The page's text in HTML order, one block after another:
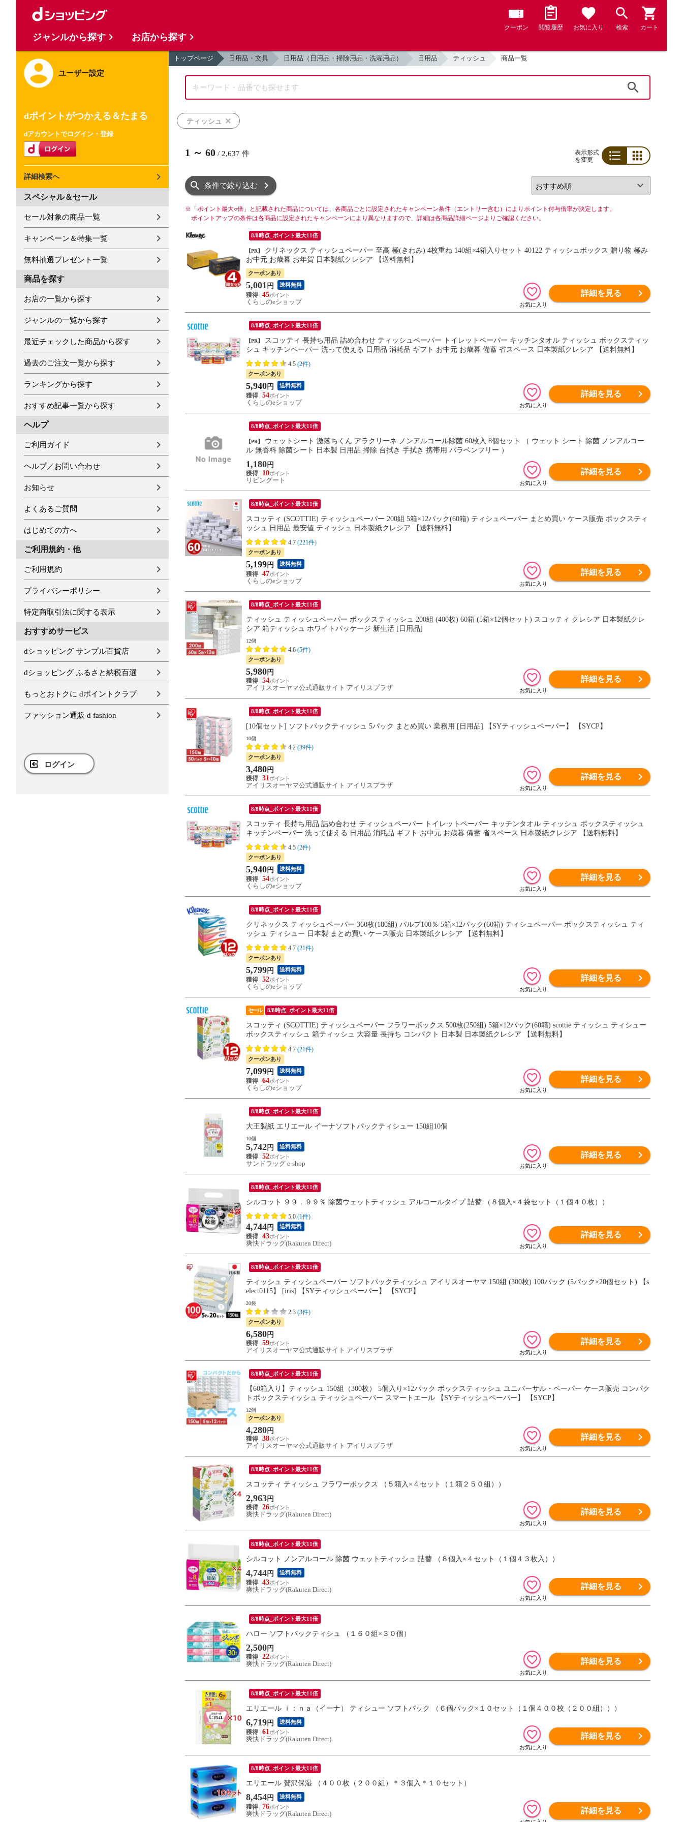
クーポン 閲覧履歴 お気に入り 検索 カート
ユーザー設定
dポイントがつかえる＆たまる
dアカウントでログイン・登録
詳細検索へ
スペシャル＆セール
セール対象の商品一覧
キャンペーン＆特集一覧
無料抽選プレゼント一覧
商品を探す
お店の一覧から探す
ジャンルの一覧から探す
最近チェックした商品から探す
過去のご注文一覧から探す
ランキングから探す
おすすめ記事一覧から探す
ヘルプ
ご利用ガイド
ヘルプ／お問い合わせ
お知らせ
よくあるご質問
はじめての方へ
ご利用規約・他
ご利用規約
プライバシーポリシー
特定商取引法に関する表示
おすすめサービス
dショッピング サンプル百貨店
dショッピング ふるさと納税百選
もっとおトクに dポイントクラブ
ファッション通販 d fashion
ログイン
トップページ 日用品・文具 日用品（日用品・掃除用品・洗濯用品） 日用品 ティッシュ 商品一覧
ティッシュ
1 ～ 60 / 2,637 件
表示形式
を変更
条件で絞り込む
※ 「ポイント最大○倍」と記載された商品については、各商品ごとに設定されたキャンペーン条件（エントリー含む）によりポイント付与倍率が決定します。
ポイントアップの条件は各商品に設定されたキャンペーンにより異なりますので、詳細は各商品詳細ページよりご確認ください。
8/8時点_ポイント最大11倍
【PR】
お中元 お歳暮 お年賀 日本製紙クレシア 【送料無料】
クーポンあり
5,001 円 送料無料
45
くらしのeショップ
詳細を見る
8/8時点_ポイント最大11倍
【PR】
シュ キッチンペーパー 洗って使える 日用品 消耗品 ギフト お中元 お歳暮 備蓄 省スペース 日本製紙クレシア 【送料無料】
4.5 (2件)
クーポンあり
5,940 円 送料無料
54
くらしのeショップ
詳細を見る
8/8時点_ポイント最大11倍
【PR】
ル 無香料 除菌シート 日本製 日用品 掃除 台拭き 手拭き 携帯用 パラベンフリー ）
1,180 円
10
リビングート
詳細を見る
8/8時点_ポイント最大11倍
スコッティ (SCOTTIE) ティッシュペーパー 200組 5箱×12パック(60箱) ティシュペーパー まとめ買い ケース販売 ボックスティ
ッシュ 日用品 最安値 ティッシュ 日本製紙クレシア 【送料無料】
4.7 (221件)
クーポンあり
5,199 円 送料無料
47
くらしのeショップ
詳細を見る
8/8時点_ポイント最大11倍
ティッシュ ティッシュペーパー ボックスティッシュ 200組 (400枚) 60箱 (5箱×12個セット) スコッティ クレシア 日本製紙クレ
シア 箱ティッシュ ホワイトパッケージ 新生活 [日用品]
12個
4.6 (5件)
クーポンあり
5,980 円
54
アイリスオーヤマ公式通販サイト アイリスプラザ
詳細を見る
8/8時点_ポイント最大11倍
[10個セット] ソフトパックティッシュ 5パック まとめ買い 業務用 [日用品] 【SYティッシュペーパー】 【SYCP】
10個
4.2 (39件)
クーポンあり
3,480 円
31
アイリスオーヤマ公式通販サイト アイリスプラザ
詳細を見る
8/8時点_ポイント最大11倍
スコッティ 長持ち用品 詰め合わせ ティッシュペーパー トイレットペーパー キッチンタオル ティッシュ ボックスティッシュ
キッチンペーパー 洗って使える 日用品 消耗品 ギフト お中元 お歳暮 備蓄 省スペース 日本製紙クレシア 【送料無料】
4.5 (2件)
クーポンあり
5,940 円 送料無料
54
くらしのeショップ
詳細を見る
8/8時点_ポイント最大11倍
クリネックス ティッシュペーパー 360枚(180組) パルプ100％ 5箱×12パック(60箱) ティシュペーパー ボックスティッシュ ティ
ッシュ ティシュー 日本製 まとめ買い ケース販売 日本製紙クレシア 【送料無料】
4.7 (21件)
クーポンあり
5,799 円 送料無料
52
くらしのeショップ
詳細を見る
セール 8/8時点_ポイント最大11倍
スコッティ (SCOTTIE) ティッシュペーパー フラワーボックス 500枚(250組) 5箱×12パック(60箱) scottie ティッシュ ティシュー
ボックスティッシュ 箱ティッシュ 大容量 長持ち コンパクト 日本製 日本製紙クレシア 【送料無料】
4.7 (21件)
クーポンあり
7,099 円 送料無料
64
くらしのeショップ
詳細を見る
8/8時点_ポイント最大11倍
大王製紙 エリエール イーナソフトパックティシュー 150組10個
10個
5,742 円 送料無料
52
サンドラッグ e-shop
詳細を見る
8/8時点_ポイント最大11倍
シルコット ９９．９９％ 除菌ウェットティッシュ アルコールタイプ 詰替 （８個入×４袋セット（１個４０枚））
5.0 (1件)
4,744 円 送料無料
43
爽快ドラッグ(Rakuten Direct)
詳細を見る
8/8時点_ポイント最大11倍
ティッシュ ティッシュペーパー ソフトパックティッシュ アイリスオーヤマ 150組 (300枚) 100パック (5パック×20個セット) 【s
elect0115】 [iris] 【SYティッシュペーパー】 【SYCP】
20袋
2.3 (3件)
クーポンあり
6,580 円
59
アイリスオーヤマ公式通販サイト アイリスプラザ
詳細を見る
8/8時点_ポイント最大11倍
【60箱入り】ティッシュ 150組（300枚） 5個入り×12パック ボックスティッシュ ユニバーサル・ペーパー ケース販売 コンパク
トボックスティッシュ ティッシュペーパー スマートエール 【SYティッシュペーパー】 【SYCP】
12個
クーポンあり
4,280 円
38
アイリスオーヤマ公式通販サイト アイリスプラザ
詳細を見る
8/8時点_ポイント最大11倍
スコッティ ティッシュ フラワーボックス （５箱入×４セット（１箱２５０組））
2,963 円
26
爽快ドラッグ(Rakuten Direct)
詳細を見る
8/8時点_ポイント最大11倍
シルコット ノンアルコール 除菌 ウェットティッシュ 詰替 （８個入×４セット（１個４３枚入））
4,744 円 送料無料
43
爽快ドラッグ(Rakuten Direct)
詳細を見る
8/8時点_ポイント最大11倍
ハロー ソフトパックティシュ （１６０組×３０個）
2,500 円
22
爽快ドラッグ(Rakuten Direct)
詳細を見る
8/8時点_ポイント最大11倍
エリエール ｉ：ｎａ（イーナ） ティシュー ソフトパック （６個パック×１０セット（１個４００枚（２００組）））
6,719 円 送料無料
61
爽快ドラッグ(Rakuten Direct)
詳細を見る
8/8時点_ポイント最大11倍
エリエール 贅沢保湿 （４００枚（２００組）＊３個入＊１０セット）
8,454 円 送料無料
76
爽快ドラッグ(Rakuten Direct)
詳細を見る
ジャンルから探す お店から探す